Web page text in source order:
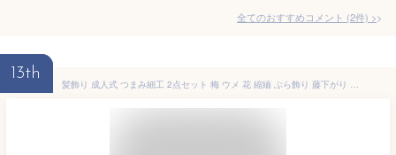
全てのおすすめコメント (2件) >
13th
髪飾り 成人式 つまみ細工 2点セット 梅 ウメ 花 縮緬 ぶら飾り 藤下がり コーム Uピン 髪留め 卒業式 振袖 袴 ヘアアクセサリー 日本製 和装